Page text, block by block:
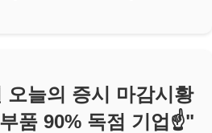
오늘의 증시 마감시황
품 90% 독점 기업☝️"